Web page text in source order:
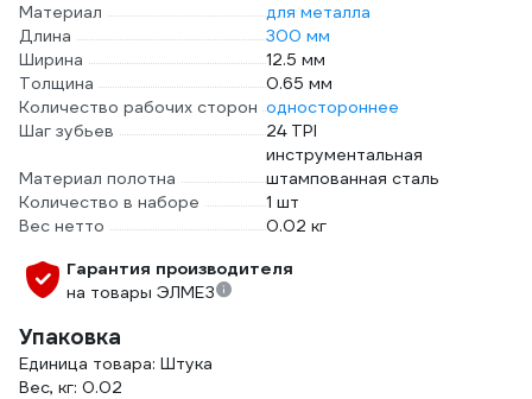
Материал
для металла
Длина
300 мм
Ширина
12.5 мм
Толщина
0.65 мм
Количество рабочих сторон одностороннее
Шаг зубьев
24 TPI
Материал полотна
инструментальная
штампованная сталь
Количество в наборе
1 шт
Вес нетто
0.02 кг
Гарантия производителя
на товары ЭЛМЕЗ
Упаковка
Единица товара: Штука
Вес, кг: 0.02